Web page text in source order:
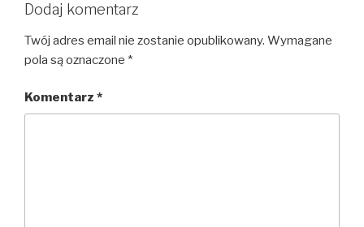
Dodaj komentarz
Twój adres email nie zostanie opublikowany. Wymagane
pola są oznaczone *
Komentarz *